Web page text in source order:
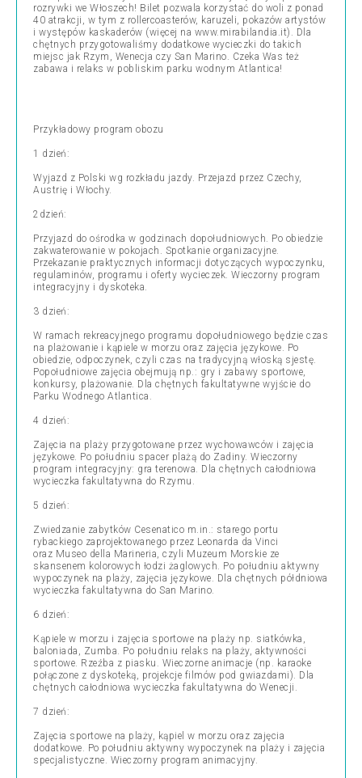
rozrywki we Włoszech! Bilet pozwala korzystać do woli z ponad
40 atrakcji, w tym z rollercoasterów, karuzeli, pokazów artystów
i występów kaskaderów (więcej na www.mirabilandia.it). Dla
chętnych przygotowaliśmy dodatkowe wycieczki do takich
miejsc jak Rzym, Wenecja czy San Marino. Czeka Was też
zabawa i relaks w pobliskim parku wodnym Atlantica!
Przykładowy program obozu
1 dzień:
Wyjazd z Polski wg rozkładu jazdy. Przejazd przez Czechy,
Austrię i Włochy.
2dzień:
Przyjazd do ośrodka w godzinach dopołudniowych. Po obiedzie
zakwaterowanie w pokojach. Spotkanie organizacyjne.
Przekazanie praktycznych informacji dotyczących wypoczynku,
regulaminów, programu i oferty wycieczek. Wieczorny program
integracyjny i dyskoteka.
3 dzień:
W ramach rekreacyjnego programu dopołudniowego będzie czas
na plażowanie i kąpiele w morzu oraz zajęcia językowe. Po
obiedzie, odpoczynek, czyli czas na tradycyjną włoską sjestę.
Popołudniowe zajęcia obejmują np.: gry i zabawy sportowe,
konkursy, plażowanie. Dla chętnych fakultatywne wyjście do
Parku Wodnego Atlantica.
4 dzień:
Zajęcia na plaży przygotowane przez wychowawców i zajęcia
językowe. Po południu spacer plażą do Zadiny. Wieczorny
program integracyjny: gra terenowa. Dla chętnych całodniowa
wycieczka fakultatywna do Rzymu.
5 dzień:
Zwiedzanie zabytków Cesenatico m.in.: starego portu
rybackiego zaprojektowanego przez Leonarda da Vinci
oraz Museo della Marineria, czyli Muzeum Morskie ze
skansenem kolorowych łodzi żaglowych. Po południu aktywny
wypoczynek na plaży, zajęcia językowe. Dla chętnych półdniowa
wycieczka fakultatywna do San Marino.
6 dzień:
Kąpiele w morzu i zajęcia sportowe na plaży np. siatkówka,
baloniada, Zumba. Po południu relaks na plaży, aktywności
sportowe. Rzeźba z piasku. Wieczorne animacje (np. karaoke
połączone z dyskoteką, projekcje filmów pod gwiazdami). Dla
chętnych całodniowa wycieczka fakultatywna do Wenecji.
7 dzień:
Zajęcia sportowe na plaży, kąpiel w morzu oraz zajęcia
dodatkowe. Po południu aktywny wypoczynek na plaży i zajęcia
specjalistyczne. Wieczorny program animacyjny.